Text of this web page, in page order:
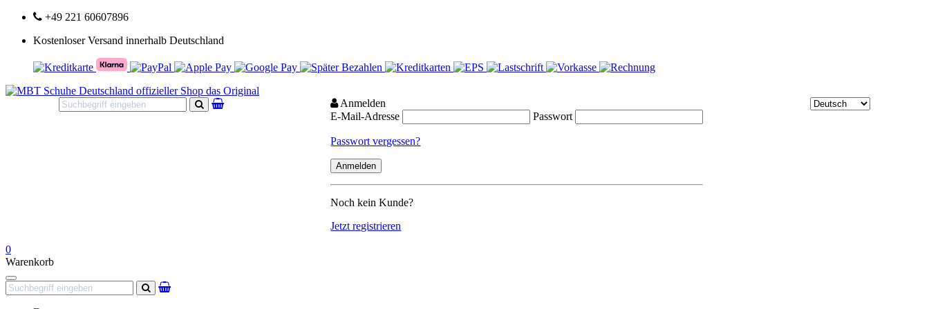
+49 221 60607896
Kostenloser Versand innerhalb Deutschland
Suchen
Anmelden
E-Mail-Adresse
Passwort
Passwort vergessen?
Noch kein Kunde?
Jetzt registrieren
0
Warenkorb
Navigation
Suchen